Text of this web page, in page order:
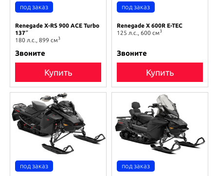
Renegade X-RS 900 ACE Turbo
137″
180 л.с., 899 см3
Звоните
Купить
Renegade X 600R E-TEC
125 л.с., 600 см3
Звоните
Купить